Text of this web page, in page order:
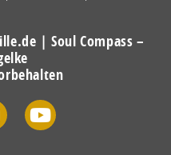
| Soul Compass –